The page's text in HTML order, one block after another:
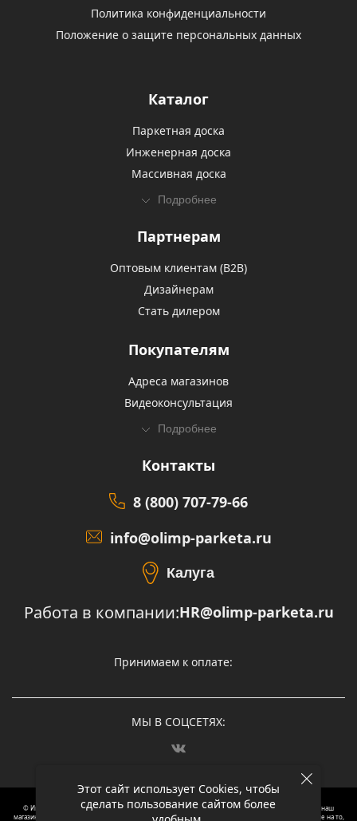
Этот сайт использует Cookies, чтобы
сделать пользование сайтом более
Политика конфиденциальности
Положение о защите персональных данных
Каталог
Паркетная доска
Инженерная доска
Массивная доска
Подробнее
Партнерам
Оптовым клиентам (В2В)
Дизайнерам
Стать дилером
Покупателям
Адреса магазинов
Видеоконсультация
Подробнее
Контакты
8 (800) 707-79-66
info@olimp-parketa.ru
Калуга
Работа в компании:HR@olimp-parketa.ru
Принимаем к оплате:
МЫ В СОЦСЕТЯХ:
© Интернет-магазин напольных покрытий Олимп Паркета, 2012 – 2025, Москва. Обращаясь в наш
магазин, вы даете согласие на обработку ваших персональных данных.
Oбращаем вaше внимaние нa то,